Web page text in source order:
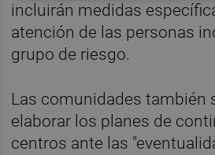
incluirán medidas
atención de las personas
grupo de riesgo.
Las comunidades también
elaborar los planes de
centros ante las